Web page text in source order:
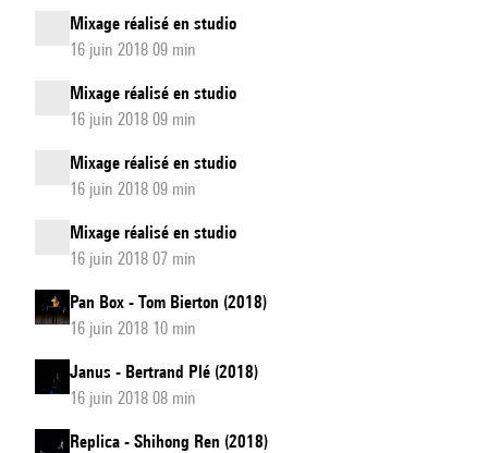
Mixage réalisé en studio
16 juin 2018 09 min
Mixage réalisé en studio
16 juin 2018 09 min
Mixage réalisé en studio
16 juin 2018 09 min
Mixage réalisé en studio
16 juin 2018 07 min
Pan Box - Tom Bierton (2018)
16 juin 2018 10 min
Janus - Bertrand Plé (2018)
16 juin 2018 08 min
Replica - Shihong Ren (2018)